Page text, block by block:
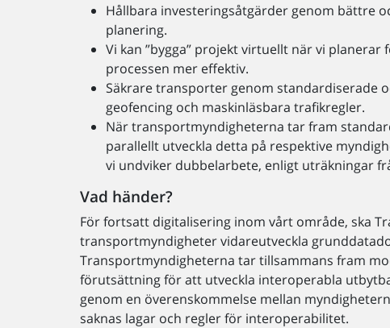
Hållbara investeringsåtgärder genom bättre
planering.
Vi kan ”bygga” projekt virtuellt när vi
processen mer effektiv.
Säkrare transporter genom standardiserade
geofencing och maskinläsbara trafikregler.
När transportmyndigheterna tar fram
parallellt utveckla detta på respektive
vi undviker dubbelarbete, enligt uträkningar
Vad händer?
För fortsatt digitalisering inom vårt område, ska
transportmyndigheter vidareutveckla
Transportmyndigheterna tar tillsammans fram
förutsättning för att utveckla interoperabla
genom en överenskommelse mellan
saknas lagar och regler för interoperabilitet.